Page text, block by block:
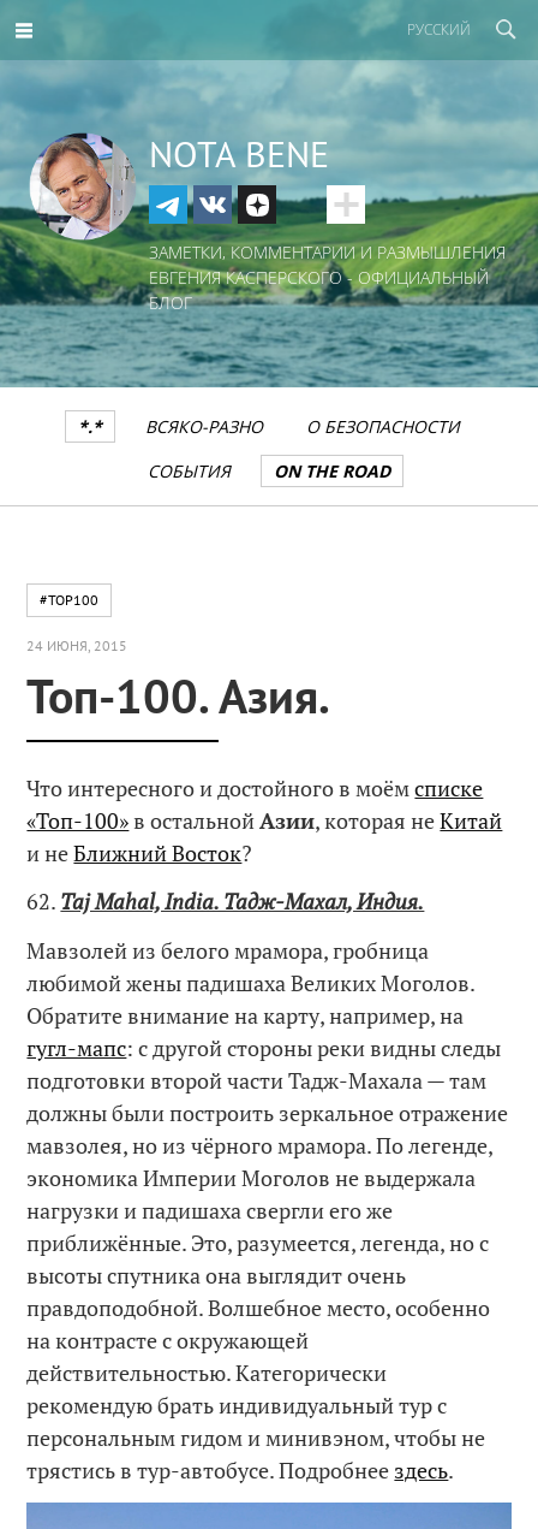
РУССКИЙ
NOTA BENE
ЗАМЕТКИ, КОММЕНТАРИИ И РАЗМЫШЛЕНИЯ
ЕВГЕНИЯ КАСПЕРСКОГО - ОФИЦИАЛЬНЫЙ
БЛОГ
*.* ВСЯКО-РАЗНО
О БЕЗОПАСНОСТИ
СОБЫТИЯ
ON THE ROAD
#TOP100
24 ИЮНЯ, 2015
Топ-100. Азия.
Что интересного и достойного в моёмсписке
«Топ-100»в остальнойАзии, которая неКитай
и неБлижний Восток?
62. Taj Mahal, India. Тадж-Махал, Индия.
Мавзолей из белого мрамора, гробница
любимой жены падишаха Великих Моголов.
Обратите внимание на карту, например, на
гугл-мапс: с другой стороны реки видны следы
подготовки второй части Тадж-Махала — там
должны были построить зеркальное отражение
мавзолея, но из чёрного мрамора. По легенде,
экономика Империи Моголов не выдержала
нагрузки и падишаха свергли его же
приближённые. Это, разумеется, легенда, но с
высоты спутника она выглядит очень
правдоподобной. Волшебное место, особенно
на контрасте с окружающей
действительностью. Категорически
рекомендую брать индивидуальный тур с
персональным гидом и минивэном, чтобы не
трястись в тур-автобусе. Подробнее здесь.